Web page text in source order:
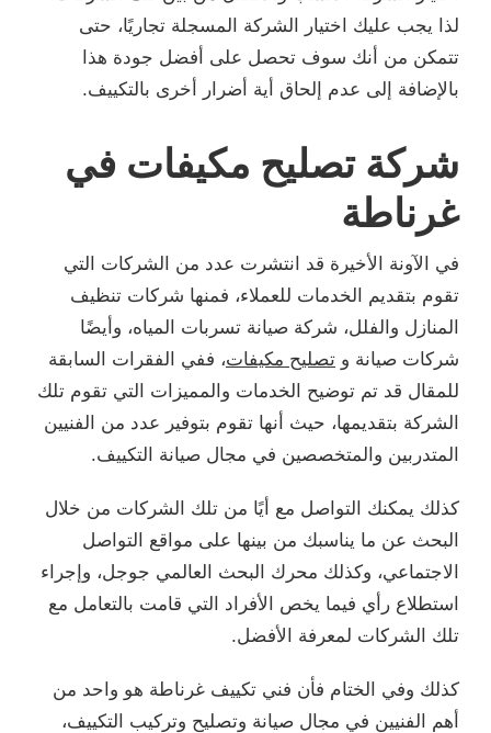
لذا يجب عليك اختيار الشركة المسجلة تجاريًا، حتى
تتمكن من أنك سوف تحصل على أفضل جودة هذا
بالإضافة إلى عدم إلحاق أية أضرار أخرى بالتكييف.
شركة تصليح مكيفات في
غرناطة
في الآونة الأخيرة قد انتشرت عدد من الشركات التي
تقوم بتقديم الخدمات للعملاء، فمنها شركات تنظيف
المنازل والفلل، شركة صيانة تسربات المياه، وأيضًا
شركات صيانة و تصليح مكيفات، ففي الفقرات السابقة
للمقال قد تم توضيح الخدمات والمميزات التي تقوم تلك
الشركة بتقديمها، حيث أنها تقوم بتوفير عدد من الفنيين
المتدربين والمتخصصين في مجال صيانة التكييف.
كذلك يمكنك التواصل مع أيًا من تلك الشركات من خلال
البحث عن ما يناسبك من بينها على مواقع التواصل
الاجتماعي، وكذلك محرك البحث العالمي جوجل، وإجراء
استطلاع رأي فيما يخص الأفراد التي قامت بالتعامل مع
تلك الشركات لمعرفة الأفضل.
كذلك وفي الختام فأن فني تكييف غرناطة هو واحد من
أهم الفنيين في مجال صيانة وتصليح وتركيب التكييف،